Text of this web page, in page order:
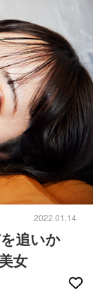
2022.01.14
追いか
女